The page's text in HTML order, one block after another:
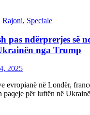
Rajoni, Speciale
pas ndërprerjes së
nga Trump
2025
evropianë në Londër,
paqeje për luftën në